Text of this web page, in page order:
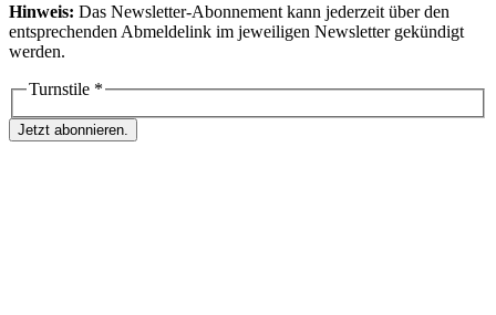
Hinweis: Das Newsletter-Abonnement kann jederzeit über den
entsprechenden Abmeldelink im jeweiligen Newsletter gekündigt
werden.
Turnstile *
Jetzt abonnieren.